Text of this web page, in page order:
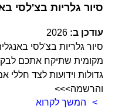
סיור גלריות בצ'לסי
עודכן ב: 2026
סיור גלריות בצ'לסי
מקומית שתיקח אתכם
גדולות וידועות לצד
והרשמה>>>
המשך לקרוא